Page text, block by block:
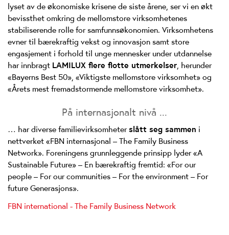
lyset av de økonomiske krisene de siste årene, ser vi en økt
bevissthet omkring de mellomstore virksomhetenes
stabiliserende rolle for samfunnsøkonomien. Virksomhetens
evner til bærekraftig vekst og innovasjon samt store
engasjement i forhold til unge mennesker under utdannelse
har innbragt LAMILUX flere flotte utmerkelser , herunder
«Bayerns Best 50», «Viktigste mellomstore virksomhet» og
«Årets mest fremadstormende mellomstore virksomhet».
På internasjonalt nivå ...
… har diverse familievirksomheterslått seg sammen i
nettverket «FBN internasjonal – The Family Business
Network». Foreningens grunnleggende prinsipp lyder «A
Sustainable Future» – En bærekraftig fremtid: «For our
people – For our communities – For the environment – For
future Generasjons».
FBN international - The Family Business Network